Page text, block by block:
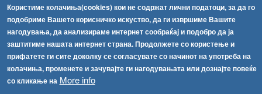
Користиме колачиња(cookies) кои не содржат лични податоци, за да го
подобриме Вашето корисничко искуство, да ги извршиме Вашите
нагодувања, да анализираме интернет сообраќај и подобро да ја
заштитиме нашата интернет страна. Продолжете со користење и
прифатете ги сите доколку се согласувате со начинот на употреба на
колачиња, променете и зачувајте ги нагодувањата или дознајте повеќе
со кликање на More info
[АХВ-претходна страна]
Соопштенија
Република Бугарија ги засили официјалните контроли при увоз на свежо овошје и зеленчук
Високите температури ризик од труење со храна, опасни се и за животните
Водата во Гостивар може да се користи како техничка, продолжува испораката на флаширана вода
Навигација
Архива
Регистри
Обрасци